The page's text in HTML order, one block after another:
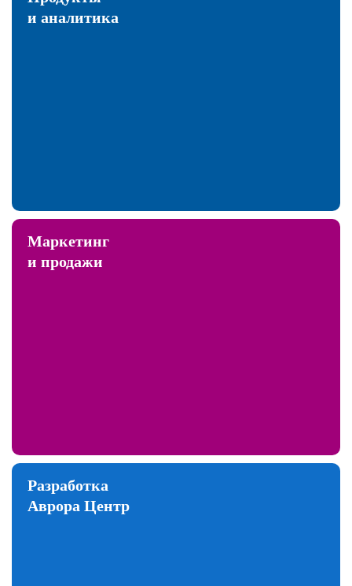
и аналитика
Маркетинг
и продажи
Разработка
Аврора Центр